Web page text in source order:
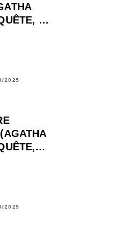
…
2025
2025